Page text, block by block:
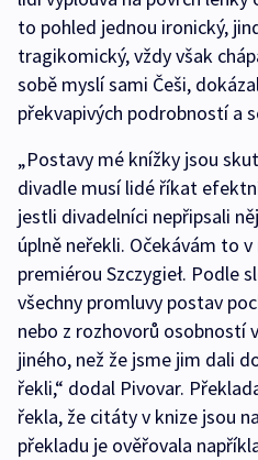
to pohled jednou ironický,
tragikomický, vždy však
sobě myslí sami Češi,
překvapivých podrobností a
„Postavy mé knížky jsou
divadle musí lidé říkat
jestli divadelníci nepřipsali
úplně neřekli. Očekávám to
premiérou Szczygieł. Podle
všechny promluvy postav
nebo z rozhovorů osobností
jiného, než že jsme jim dali
řekli,“ dodal Pivovar.
řekla, že citáty v knize jsou
překladu je ověřovala